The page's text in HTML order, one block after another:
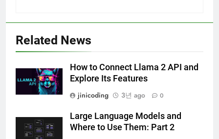
Related News
How to Connect Llama 2 API and
Explore Its Features
jinicoding
3년 ago 0
Large Language Models and
Where to Use Them: Part 2